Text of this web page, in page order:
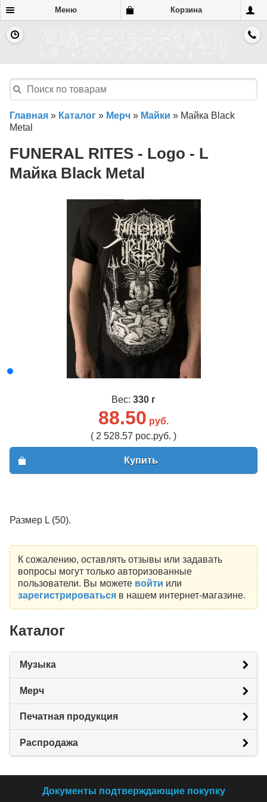
Меню Корзина
Главная » Каталог » Мерч » Майки » Майка Black
Metal
FUNERAL RITES - Logo - L
Майка Black Metal
Вес: 330 г
88.50 руб.
( 2 528.57 рос.руб. )
Купить
Размер L (50).
К сожалению, оставлять отзывы или задавать
вопросы могут только авторизованные
пользователи. Вы можете войти или
зарегистрироватьсяв нашем интернет-магазине.
Каталог
Музыка
Мерч
Печатная продукция
Распродажа
Документы подтверждающие покупку